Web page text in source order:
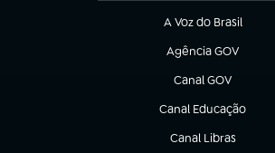
A Voz do Brasil
(abre em nova aba)
Agência GOV
(abre em nova aba)
Canal GOV
(abre em nova aba)
Canal Educação
(abre em nova aba)
Canal Libras
(abre em nova aba)